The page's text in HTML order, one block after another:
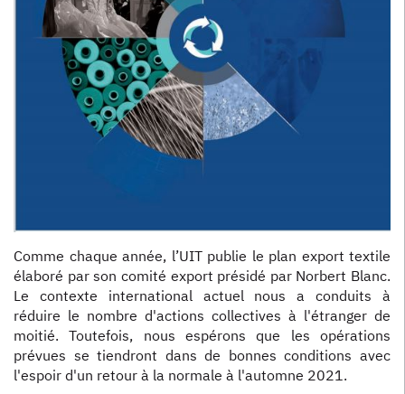
Comme chaque année, l’UIT publie le plan export textile
élaboré par son comité export présidé par Norbert Blanc.
Le contexte international actuel nous a conduits à
réduire le nombre d'actions collectives à l'étranger de
moitié. Toutefois, nous espérons que les opérations
prévues se tiendront dans de bonnes conditions avec
l'espoir d'un retour à la normale à l'automne 2021.